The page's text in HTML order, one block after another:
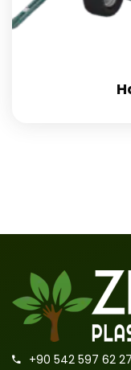
+90 542 597 62 27